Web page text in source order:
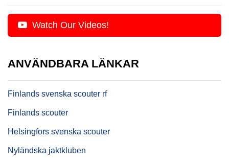
Watch Our Videos!
ANVÄNDBARA LÄNKAR
Finlands svenska scouter rf
Finlands scouter
Helsingfors svenska scouter
Nyländska jaktkluben